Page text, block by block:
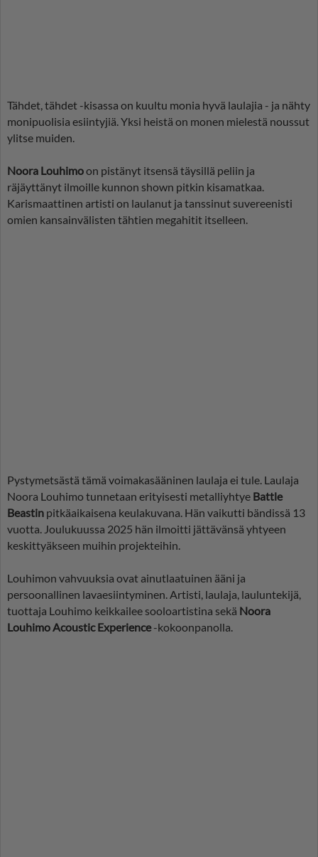
Tähdet, tähdet -kisassa on kuultu monia hyvä laulajia - ja nähty
monipuolisia esiintyjiä. Yksi heistä on monen mielestä noussut
ylitse muiden.
Noora Louhimoon pistänyt itsensä täysillä peliin ja
räjäyttänyt ilmoille kunnon shown pitkin kisamatkaa.
Karismaattinen artisti on laulanut ja tanssinut suvereenisti
omien kansainvälisten tähtien megahitit itselleen.
Pystymetsästä tämä voimakasääninen laulaja ei tule. Laulaja
Noora Louhimo tunnetaan erityisesti metalliyhtye Battle
Beastin pitkäaikaisena keulakuvana. Hän vaikutti bändissä 13
vuotta. Joulukuussa 2025 hän ilmoitti jättävänsä yhtyeen
keskittyäkseen muihin projekteihin.
Louhimon vahvuuksia ovat ainutlaatuinen ääni ja
persoonallinen lavaesiintyminen. Artisti, laulaja, lauluntekijä,
tuottaja Louhimo keikkailee sooloartistina sekä Noora
Louhimo Acoustic Experience-kokoonpanolla.